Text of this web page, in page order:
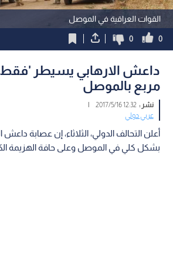
القوات العراقية في الموصل
0
0
مربع بالموصل
نشر :12:32 2017/5/16
|
عربي دولي
أعلن التحالف الدولي، الثلاثاء، إن عصابة داعش
بشكل كلي في الموصل وعلى حافة الهزيمة